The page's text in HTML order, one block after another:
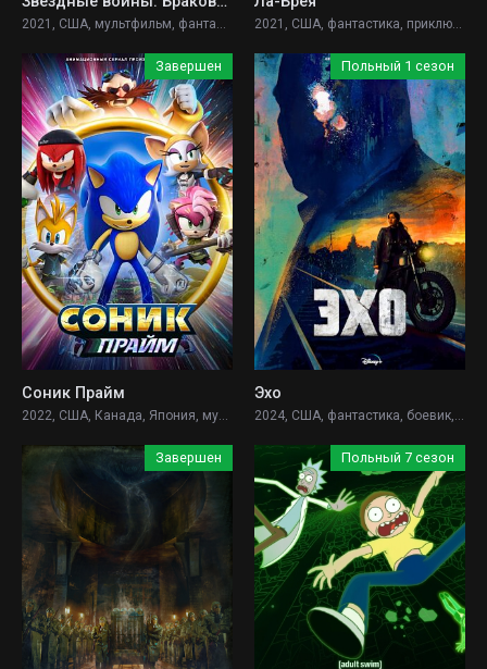
2021, США, мультфильм, фантастика, фэнтези, боевик, драма, приключения, 2021, США, фантастика, приключения, фэнтези, драма,
Завершен
Соник Прайм
2022, США, Канада, Япония, мультфильм, фантастика, фэнтези, боевик, мелодрама, комедия, приключения, семейный,
Польный 1 сезон
Эхо
2024, США, фантастика, боевик, драма, криминал, детектив, приключения,
Завершен Польный 7 сезон